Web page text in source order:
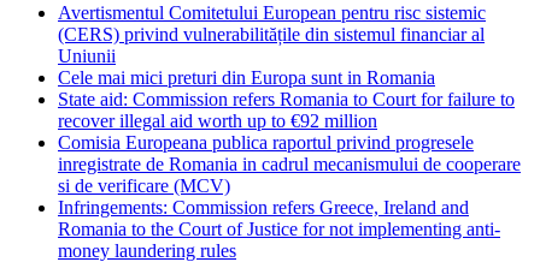
Avertismentul Comitetului European pentru risc sistemic
(CERS) privind vulnerabilitățile din sistemul financiar al
Uniunii
Cele mai mici preturi din Europa sunt in Romania
State aid: Commission refers Romania to Court for failure to
recover illegal aid worth up to €92 million
Comisia Europeana publica raportul privind progresele
inregistrate de Romania in cadrul mecanismului de cooperare
si de verificare (MCV)
Infringements: Commission refers Greece, Ireland and
Romania to the Court of Justice for not implementing anti-
money laundering rules